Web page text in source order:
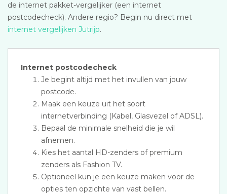
de internet pakket-vergelijker (een internet
postcodecheck). Andere regio? Begin nu direct met
internet vergelijken Jutrijp.
Internet postcodecheck
Je begint altijd met het invullen van jouw
postcode.
Maak een keuze uit het soort
internetverbinding (Kabel, Glasvezel of ADSL).
Bepaal de minimale snelheid die je wil
afnemen.
Kies het aantal HD-zenders of premium
zenders als Fashion TV.
Optioneel kun je een keuze maken voor de
opties ten opzichte van vast bellen.